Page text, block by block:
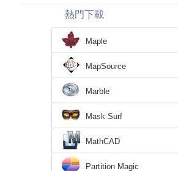
熱門下載
Maple
MapSource
Marble
Mask Surf
MathCAD
Partition Magic